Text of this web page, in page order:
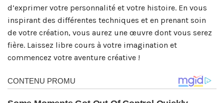
d’exprimer votre personnalité et votre histoire. En vous
inspirant des différentes techniques et en prenant soin
de votre création, vous aurez une œuvre dont vous serez
fière. Laissez libre cours à votre imagination et
commencez votre aventure créative !